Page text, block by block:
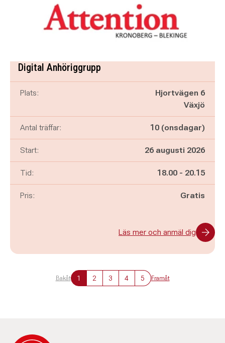
Digital Anhöriggrupp
Plats:
Hjortvägen 6
Växjö
Antal träffar: 10 (onsdagar)
Start: 26 augusti 2026
Tid: Pågår mellan
18.00 - och
20.15
Pris: Gratis
Läs mer och anmäl dig
Bakåt 1 2 3 4 5 Framåt